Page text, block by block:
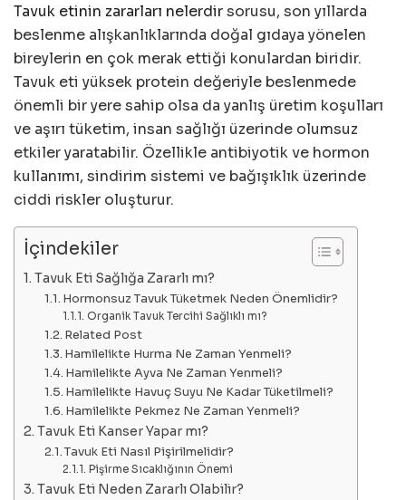
Tavuk etinin zararları nelerdirsorusu, son yıllarda
beslenme alışkanlıklarında doğal gıdaya yönelen
bireylerin en çok merak ettiği konulardan biridir.
Tavuk eti yüksek protein değeriyle beslenmede
önemli bir yere sahip olsa da yanlış üretim koşulları
ve aşırı tüketim, insan sağlığı üzerinde olumsuz
etkiler yaratabilir. Özellikle antibiyotik ve hormon
kullanımı, sindirim sistemi ve bağışıklık üzerinde
ciddi riskler oluşturur.
İçindekiler
Tavuk Eti Sağlığa Zararlı mı?
Hormonsuz Tavuk Tüketmek Neden Önemlidir?
Organik Tavuk Tercihi Sağlıklı mı?
Related Post
Hamilelikte Hurma Ne Zaman Yenmeli?
Hamilelikte Ayva Ne Zaman Yenmeli?
Hamilelikte Havuç Suyu Ne Kadar Tüketilmeli?
Hamilelikte Pekmez Ne Zaman Yenmeli?
Tavuk Eti Kanser Yapar mı?
Tavuk Eti Nasıl Pişirilmelidir?
Pişirme Sıcaklığının Önemi
Tavuk Eti Neden Zararlı Olabilir?